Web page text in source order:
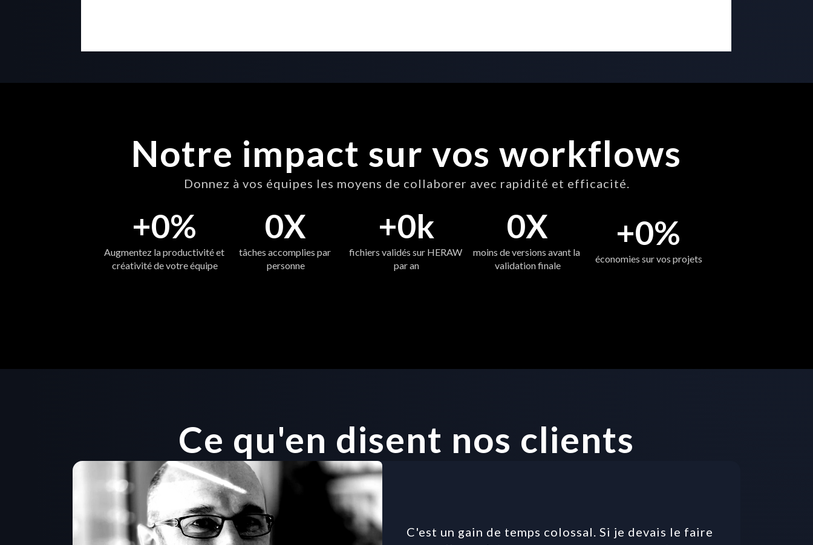
Notre impact sur vos workflows
Donnez à vos équipes les moyens de collaborer avec rapidité et efficacité.
+0%
Augmentez la productivité et
créativité de votre équipe
0X
tâches accomplies par
personne
+0k
fichiers validés sur HERAW
par an
0X
moins de versions avant la
validation finale
+0%
économies sur vos projets
Ce qu'en disent nos clients
C'est un gain de temps colossal. Si je devais le faire